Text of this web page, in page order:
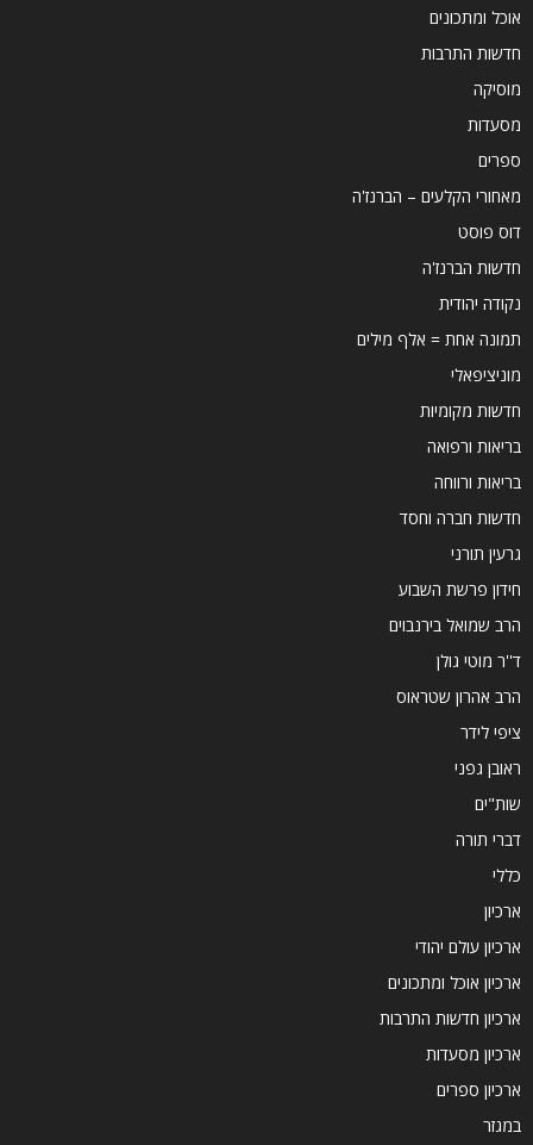
אוכל ומתכונים
חדשות התרבות
מוסיקה
מסעדות
ספרים
מאחורי הקלעים – הברנז'ה
דוס פוסט
חדשות הברנז'ה
נקודה יהודית
תמונה אחת = אלף מילים
מוניציפאלי
חדשות מקומיות
בריאות ורפואה
בריאות ורווחה
חדשות חברה וחסד
גרעין תורני
חידון פרשת השבוע
הרב שמואל בירנבוים
ד''ר מוטי גולן
הרב אהרון שטראוס
ציפי לידר
ראובן גפני
שות"ים
דברי תורה
כללי
ארכיון
ארכיון עולם יהודי
ארכיון אוכל ומתכונים
ארכיון חדשות התרבות
ארכיון מסעדות
ארכיון ספרים
במגזר